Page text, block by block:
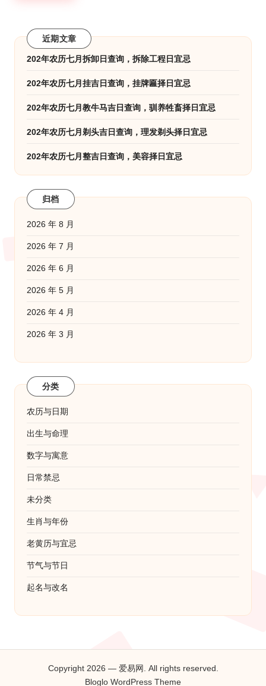
近期文章
202年农历七月拆卸日查询，拆除工程日宜忌
202年农历七月挂吉日查询，挂牌匾择日宜忌
202年农历七月教牛马吉日查询，驯养牲畜择日宜忌
202年农历七月剃头吉日查询，理发剃头择日宜忌
202年农历七月整吉日查询，美容择日宜忌
归档
2026 年 8 月
2026 年 7 月
2026 年 6 月
2026 年 5 月
2026 年 4 月
2026 年 3 月
分类
农历与日期
出生与命理
数字与寓意
日常禁忌
未分类
生肖与年份
老黄历与宜忌
节气与节日
起名与改名
Copyright 2026 — 爱易网. All rights reserved.
Bloglo WordPress Theme